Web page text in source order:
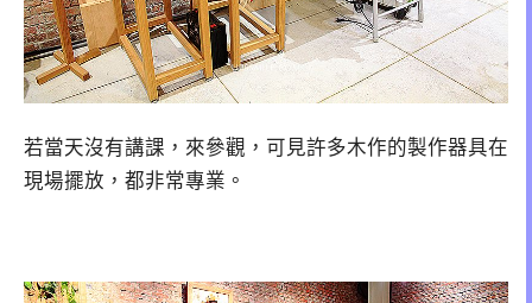
若當天沒有講課，來參觀，可見許多木作的製作器具在
現場擺放，都非常專業。